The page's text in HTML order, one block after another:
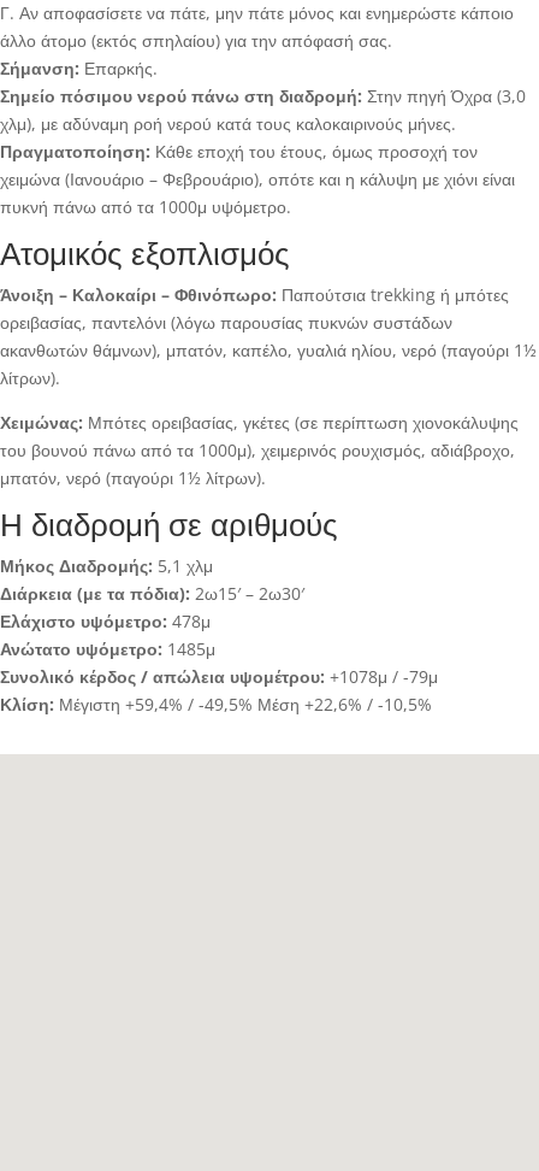
Γ. Αν αποφασίσετε να πάτε, μην πάτε μόνος και ενημερώστε κάποιο
άλλο άτομο (εκτός σπηλαίου) για την απόφασή σας.
Σήμανση: Επαρκής.
Σημείο πόσιμου νερού πάνω στη διαδρομή: Στην πηγή Όχρα (3,0
χλμ), με αδύναμη ροή νερού κατά τους καλοκαιρινούς μήνες.
Πραγματοποίηση: Κάθε εποχή του έτους, όμως προσοχή τον
χειμώνα (Ιανουάριο – Φεβρουάριο), οπότε και η κάλυψη με χιόνι είναι
πυκνή πάνω από τα 1000μ υψόμετρο.
Ατομικός εξοπλισμός
Άνοιξη – Καλοκαίρι – Φθινόπωρο: Παπούτσια trekking ή μπότες
ορειβασίας, παντελόνι (λόγω παρουσίας πυκνών συστάδων
ακανθωτών θάμνων), μπατόν, καπέλο, γυαλιά ηλίου, νερό (παγούρι 1½
λίτρων).
Χειμώνας: Μπότες ορειβασίας, γκέτες (σε περίπτωση χιονοκάλυψης
του βουνού πάνω από τα 1000μ), χειμερινός ρουχισμός, αδιάβροχο,
μπατόν, νερό (παγούρι 1½ λίτρων).
Η διαδρομή σε αριθμούς
Μήκος Διαδρομής: 5,1 χλμ
Διάρκεια (με τα πόδια): 2ω15′ – 2ω30′
Ελάχιστο υψόμετρο: 478μ
Ανώτατο υψόμετρο: 1485μ
Συνολικό κέρδος / απώλεια υψομέτρου: +1078μ / -79μ
Κλίση: Μέγιστη +59,4% / -49,5% Μέση +22,6% / -10,5%